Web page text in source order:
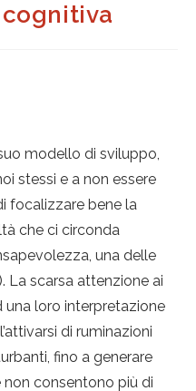
modello di sviluppo,
stessi e a non essere
focalizzare bene la
che ci circonda
una delle
La scarsa attenzione ai
loro interpretazione
di ruminazioni
fino a generare
consentono più di